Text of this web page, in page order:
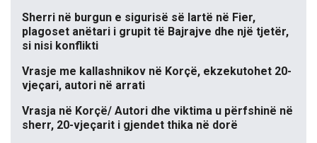
Sherri në burgun e sigurisë së lartë në Fier,
plagoset anëtari i grupit të Bajrajve dhe një tjetër,
si nisi konflikti
Vrasje me kallashnikov në Korçë, ekzekutohet 20-
vjeçari, autori në arrati
Vrasja në Korçë/ Autori dhe viktima u përfshinë në
sherr, 20-vjeçarit i gjendet thika në dorë